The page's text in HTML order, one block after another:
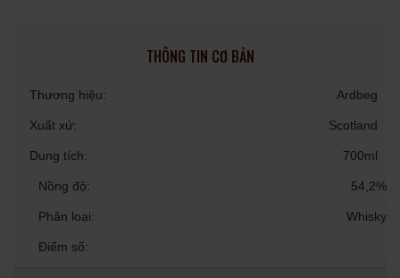
THÔNG TIN CƠ BẢN
Thương hiệu: Ardbeg
Xuất xứ: Scotland
Dung tích: 700ml
Nồng độ: 54,2%
Phân loại: Whisky
Điểm số: